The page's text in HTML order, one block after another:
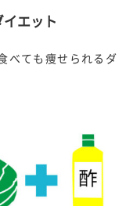
エット
べても痩せられるダ